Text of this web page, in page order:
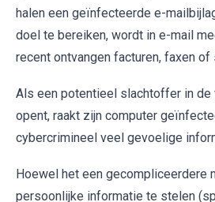
halen een geïnfecteerde e-
doel te bereiken, wordt in e-mail
recent ontvangen facturen, faxen of
Als een potentieel slachtoffer in de
opent, raakt zijn computer
cybercrimineel veel gevoelige
Hoewel het een gecompliceerdere
persoonlijke informatie te stelen